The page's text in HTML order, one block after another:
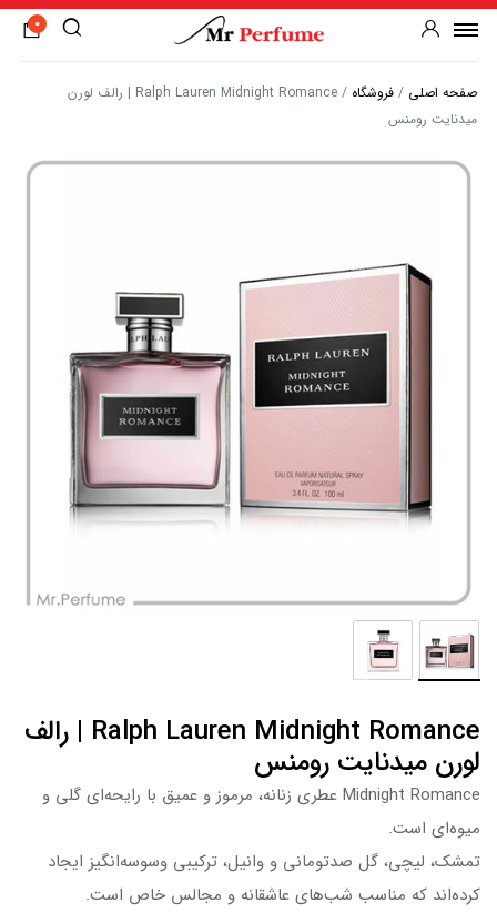
0
صفحه اصلی / فروشگاه /
Ralph Lauren Midnight Romance | رالف لورن
میدنایت رومنس
Ralph Lauren Midnight Romance | رالف
لورن میدنایت رومنس
Midnight Romance عطری زنانه، مرموز و عمیق با رایحه‌ای گلی و
میوه‌ای است.
تمشک، لیچی، گل صدتومانی و وانیل، ترکیبی وسوسه‌انگیز ایجاد
کرده‌اند که مناسب شب‌های عاشقانه و مجالس خاص است.